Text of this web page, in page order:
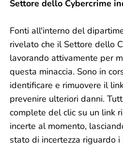
Settore dello Cybercrime
Fonti all'interno del
rivelato che il Settore dello
lavorando attivamente per
questa minaccia. Sono in
identificare e rimuovere il
prevenire ulteriori danni.
complete del clic su un link
incerte al momento,
stato di incertezza riguardo